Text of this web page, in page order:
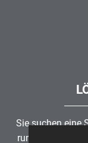
Sie suchen eine
rund um die